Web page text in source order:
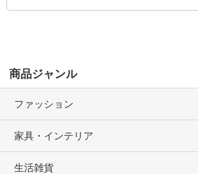
商品ジャンル
ファッション
家具・インテリア
生活雑貨